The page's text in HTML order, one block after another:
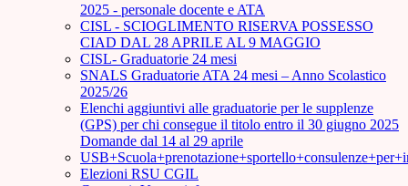
2025 - personale docente e ATA
CISL - SCIOGLIMENTO RISERVA POSSESSO
CIAD DAL 28 APRILE AL 9 MAGGIO
CISL- Graduatorie 24 mesi
SNALS Graduatorie ATA 24 mesi – Anno Scolastico
2025/26
Elenchi aggiuntivi alle graduatorie per le supplenze
(GPS) per chi consegue il titolo entro il 30 giugno 2025
Domande dal 14 al 29 aprile
Elezioni RSU CGIL